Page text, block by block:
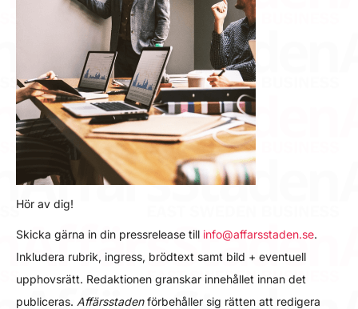
Hör av dig!
Skicka gärna in din pressrelease till info@affarsstaden.se.
Inkludera rubrik, ingress, brödtext samt bild + eventuell
upphovsrätt. Redaktionen granskar innehållet innan det
publiceras. Affärsstadenförbehåller sig rätten att redigera